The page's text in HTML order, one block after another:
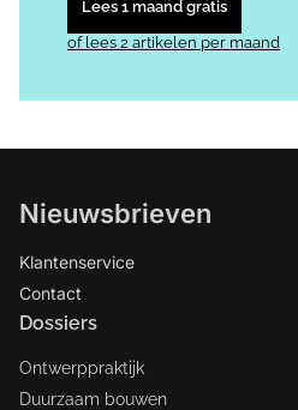
Lees 1 maand gratis
of lees 2 artikelen per maand
Nieuwsbrieven
Klantenservice
Contact
Dossiers
Ontwerppraktijk
Duurzaam bouwen